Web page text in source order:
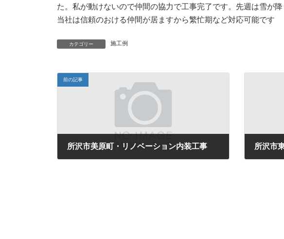
た。私が動けないので仲間の協力で工事完了です。先週は雪が
当社は信頼のおける仲間が居ますから繁忙期など対応可能です
カテゴリー 施工例
前の記事
所沢市美原町・リノベーション内装工事 所沢市